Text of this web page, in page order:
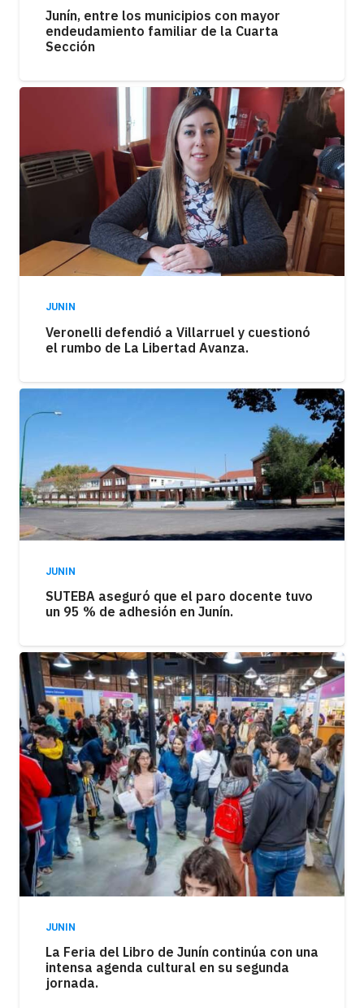
Junín, entre los municipios con mayor
endeudamiento familiar de la Cuarta
Sección
JUNIN
Veronelli defendió a Villarruel y cuestionó
el rumbo de La Libertad Avanza.
JUNIN
SUTEBA aseguró que el paro docente tuvo
un 95 % de adhesión en Junín.
JUNIN
La Feria del Libro de Junín continúa con una
intensa agenda cultural en su segunda
jornada.